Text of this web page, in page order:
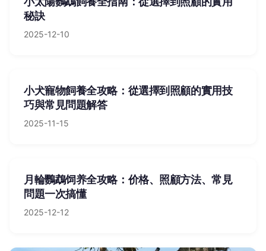
秘訣
2025-12-10
小犬寵物飼養全攻略：從選擇到照顧的實用技
巧與常見問題解答
2025-11-15
月輪鸚鵡饲养全攻略：价格、照顧方法、常見
問題一次搞懂
2025-12-12